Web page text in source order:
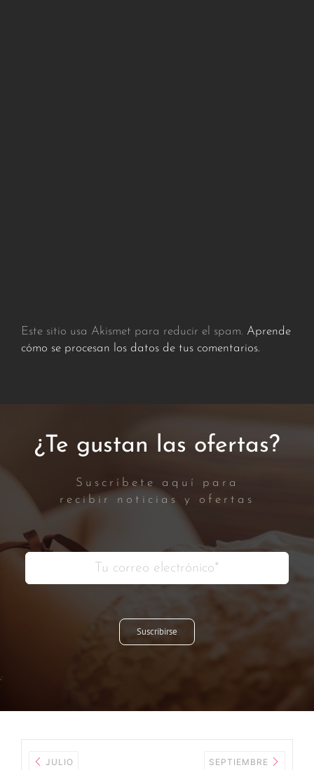
Este sitio usa Akismet para reducir el spam. Aprende
cómo se procesan los datos de tus comentarios.
¿Te gustan las ofertas?
Suscríbete aquí para
recibir noticias y ofertas
Suscribirse
JULIO SEPTIEMBRE